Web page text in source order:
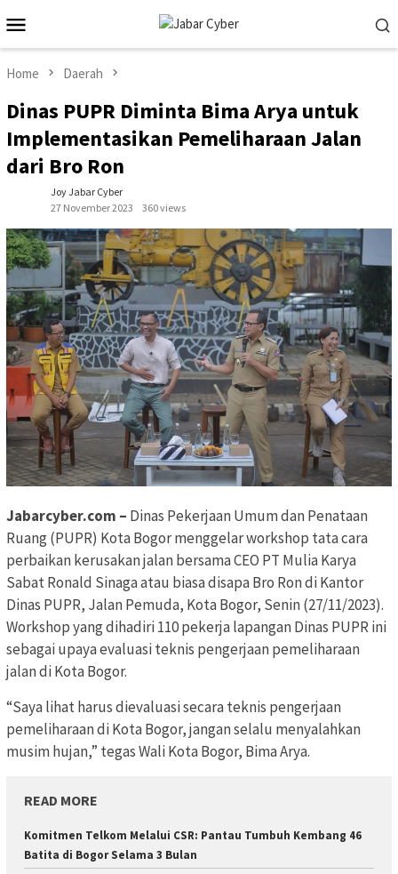
to
contentMenu
Home Daerah
Dinas PUPR Diminta Bima Arya untuk
Implementasikan Pemeliharaan Jalan
dari Bro Ron
Joy Jabar Cyber
27 November 2023
360 views
Jabarcyber.com – Dinas Pekerjaan Umum dan Penataan
Ruang (PUPR) Kota Bogor menggelar workshop tata cara
perbaikan kerusakan jalan bersama CEO PT Mulia Karya
Sabat Ronald Sinaga atau biasa disapa Bro Ron di Kantor
Dinas PUPR, Jalan Pemuda, Kota Bogor, Senin (27/11/2023).
Workshop yang dihadiri 110 pekerja lapangan Dinas PUPR ini
sebagai upaya evaluasi teknis pengerjaan pemeliharaan
jalan di Kota Bogor.
“Saya lihat harus dievaluasi secara teknis pengerjaan
pemeliharaan di Kota Bogor, jangan selalu menyalahkan
musim hujan,” tegas Wali Kota Bogor, Bima Arya.
READ MORE
Komitmen Telkom Melalui CSR: Pantau Tumbuh Kembang 46
Batita di Bogor Selama 3 Bulan